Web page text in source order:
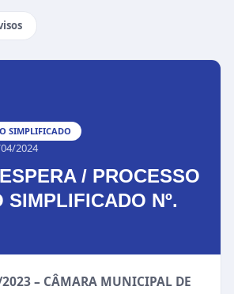
SIMPLIFICADO
2024
/ PROCESSO
SIMPLIFICADO Nº.
– CÂMARA MUNICIPAL DE